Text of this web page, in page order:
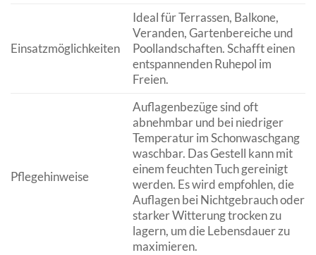
Einsatzmöglichkeiten
Ideal für Terrassen, Balkone,
Veranden, Gartenbereiche und
Poollandschaften. Schafft einen
entspannenden Ruhepol im
Freien.
Pflegehinweise
Auflagenbezüge sind oft
abnehmbar und bei niedriger
Temperatur im Schonwaschgang
waschbar. Das Gestell kann mit
einem feuchten Tuch gereinigt
werden. Es wird empfohlen, die
Auflagen bei Nichtgebrauch oder
starker Witterung trocken zu
lagern, um die Lebensdauer zu
maximieren.